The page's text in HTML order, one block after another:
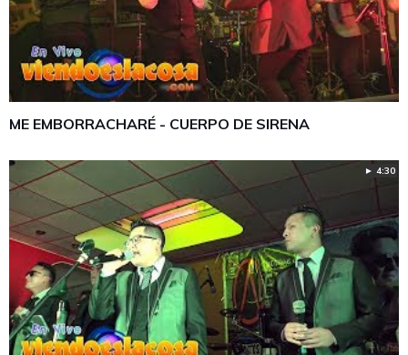
ME EMBORRACHARÉ - CUERPO DE SIRENA
► 4:30